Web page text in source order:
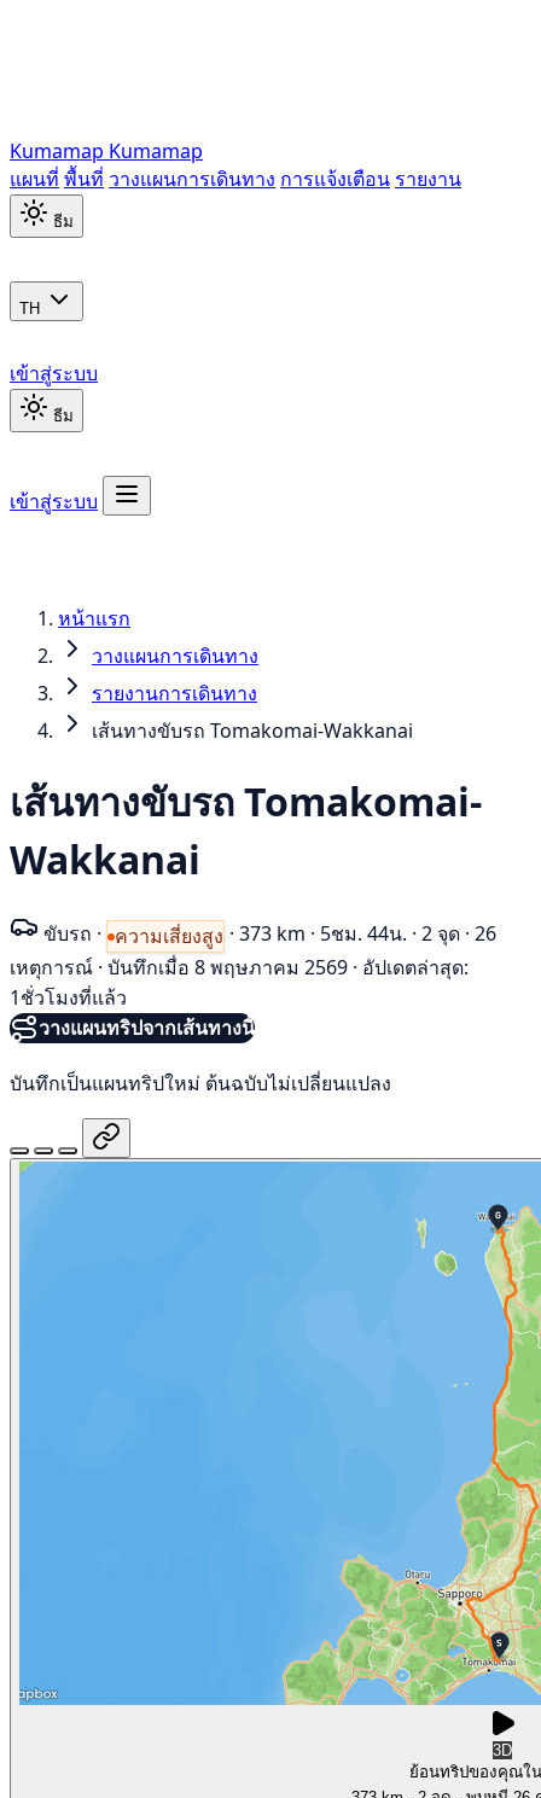
Kumamap Kumamap
แผนที่ พื้นที่ วางแผนการเดินทาง การแจ้งเตือน รายงาน
ธีม
TH
เข้าสู่ระบบ
ธีม
เข้าสู่ระบบ
หน้าแรก
วางแผนการเดินทาง
รายงานการเดินทาง
เส้นทางขับรถ Tomakomai-Wakkanai
เส้นทางขับรถ Tomakomai-
Wakkanai
ขับรถ · ความเสี่ยงสูง · 373 km · 5ชม. 44น. · 2 จุด · 26
เหตุการณ์ · บันทึกเมื่อ 8 พฤษภาคม 2569 · อัปเดตล่าสุด:
1ชั่วโมงที่แล้ว
วางแผนทริปจากเส้นทางนี้
บันทึกเป็นแผนทริปใหม่ ต้นฉบับไม่เปลี่ยนแปลง
3D
ย้อนทริปของคุณใ